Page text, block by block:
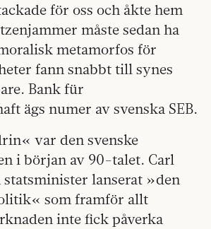
för oss och åkte hem
måste sedan ha
metamorfos för
fann snabbt till synes
Bank für
ägs numer av svenska SEB.
var den svenske
i början av 90-talet. Carl
statsminister lanserat »den
som framför allt
inte fick påverka